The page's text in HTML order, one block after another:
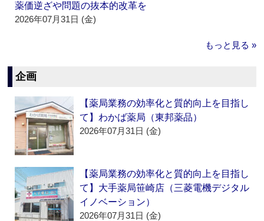
薬価逆ざや問題の抜本的改革を
2026年07月31日 (金)
もっと見る »
企画
【薬局業務の効率化と質的向上を目指し
て】わかば薬局（東邦薬品）
2026年07月31日 (金)
【薬局業務の効率化と質的向上を目指し
て】大手薬局笹崎店（三菱電機デジタル
イノベーション）
2026年07月31日 (金)